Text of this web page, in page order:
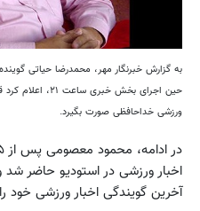
حین اجرای بخش
ورزشی خداحافظی صورت بگیرد.
اخبار ورزشی در استودیو حاضر شد
آخرین گویندگی اخبار ورزشی خود